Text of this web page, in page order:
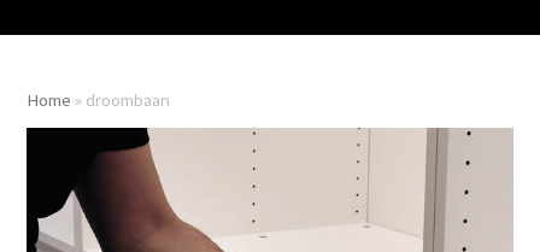
Home » droombaan